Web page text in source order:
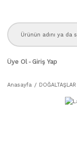
Üye Ol - Giriş Yap
Anasayfa DOĞALTAŞLAR